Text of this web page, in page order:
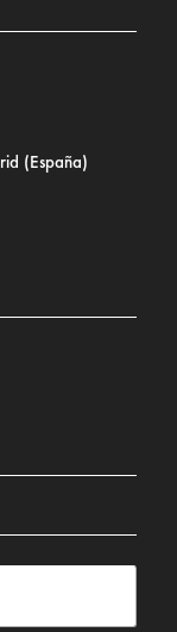
(España)